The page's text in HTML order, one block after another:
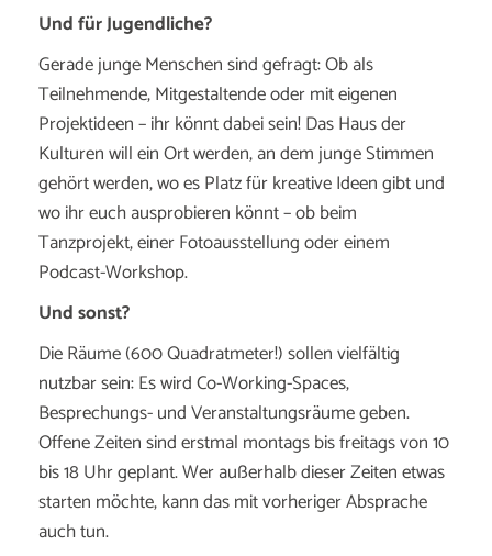
Und für Jugendliche?
Gerade junge Menschen sind gefragt: Ob als
Teilnehmende, Mitgestaltende oder mit eigenen
Projektideen – ihr könnt dabei sein! Das Haus der
Kulturen will ein Ort werden, an dem junge Stimmen
gehört werden, wo es Platz für kreative Ideen gibt und
wo ihr euch ausprobieren könnt – ob beim
Tanzprojekt, einer Fotoausstellung oder einem
Podcast-Workshop.
Und sonst?
Die Räume (600 Quadratmeter!) sollen vielfältig
nutzbar sein: Es wird Co-Working-Spaces,
Besprechungs- und Veranstaltungsräume geben.
Offene Zeiten sind erstmal montags bis freitags von 10
bis 18 Uhr geplant. Wer außerhalb dieser Zeiten etwas
starten möchte, kann das mit vorheriger Absprache
auch tun.